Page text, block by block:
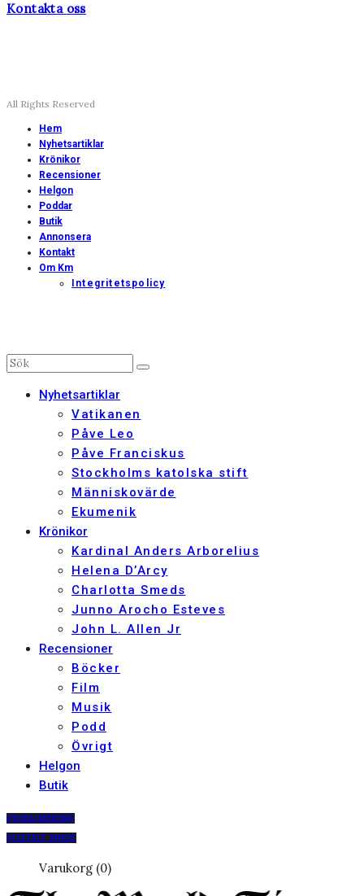
Kontakta oss
All Rights Reserved
Hem
Nyhetsartiklar
Krönikor
Recensioner
Helgon
Poddar
Butik
Annonsera
Kontakt
Om Km
Integritetspolicy
Nyhetsartiklar
Vatikanen
Påve Leo
Påve Franciskus
Stockholms katolska stift
Människovärde
Ekumenik
Krönikor
Kardinal Anders Arborelius
Helena D’Arcy
Charlotta Smeds
Junno Arocho Esteves
John L. Allen Jr
Recensioner
Böcker
Film
Musik
Podd
Övrigt
Helgon
Butik
PRENUMERERA
DIGITALT ARKIV
Varukorg (0)